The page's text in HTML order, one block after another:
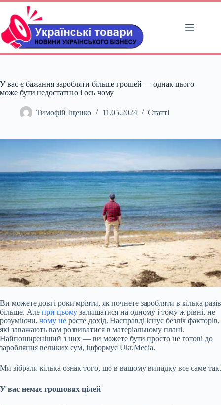
Перейти
вмісту
У вас є бажання заробляти більше грошей — однак цього
може бути недостатньо і ось чому
Тимофій Іщенко 11.05.2024 Статті
Ви можете довгі роки мріяти, як почнете заробляти в кілька разів
більше. Але при цьому залишатися на одному і тому ж рівні, не
розуміючи, чому не росте дохід. Насправді існує безліч факторів,
які заважають вам розвиватися в матеріальному плані.
Найпоширеніший з них — ви можете бути просто не готові до
заробляння великих сум, інформує Ukr.Media.
Ми зібрали кілька ознак того, що в вашому випадку все саме так.
У вас немає грошових цілей